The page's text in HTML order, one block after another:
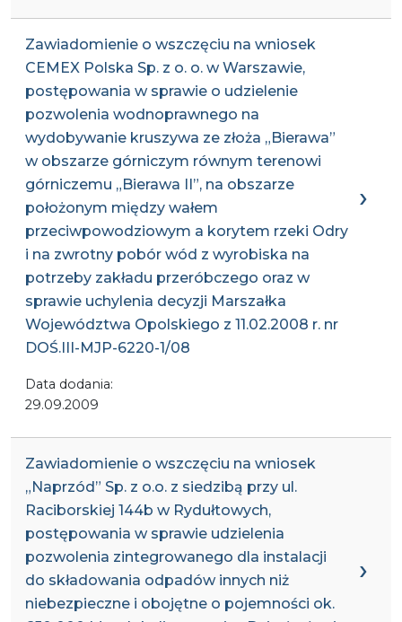
Zawiadomienie o wszczęciu na wniosek
CEMEX Polska Sp. z o. o. w Warszawie,
postępowania w sprawie o udzielenie
pozwolenia wodnoprawnego na
wydobywanie kruszywa ze złoża „Bierawa”
w obszarze górniczym równym terenowi
górniczemu „Bierawa II”, na obszarze
położonym między wałem
przeciwpowodziowym a korytem rzeki Odry
i na zwrotny pobór wód z wyrobiska na
potrzeby zakładu przeróbczego oraz w
sprawie uchylenia decyzji Marszałka
Województwa Opolskiego z 11.02.2008 r. nr
DOŚ.III-MJP-6220-1/08
Data dodania:
29.09.2009
Zawiadomienie o wszczęciu na wniosek
„Naprzód” Sp. z o.o. z siedzibą przy ul.
Raciborskiej 144b w Rydułtowych,
postępowania w sprawie udzielenia
pozwolenia zintegrowanego dla instalacji
do składowania odpadów innych niż
niebezpieczne i obojętne o pojemności ok.